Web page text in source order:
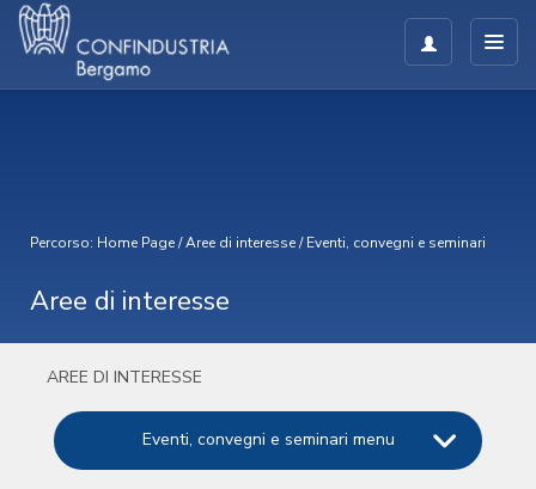
Percorso: Home Page/Aree di interesse/Eventi, convegni e seminari
Aree di interesse
AREE DI INTERESSE
Eventi, convegni e seminari menu